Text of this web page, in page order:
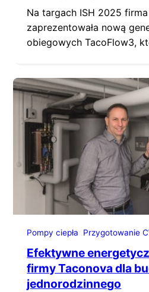
Na targach ISH 2025
zaprezentowała nową
obiegowych TacoFlow3,
poprzednią serią
modele oferują
niemal wszystkich
zakresu zastosowań.
Surface jest
ogrzewania
wszystkie funkcje i…
Pompy ciepła Przygotowanie
Efektywne
firmy Taconova dla
jednorodzinnego